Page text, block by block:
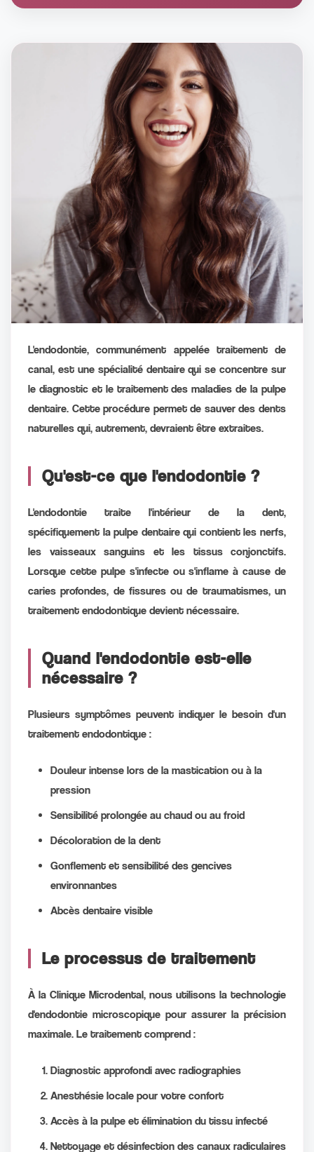
L'endodontie, communément appelée traitement de
canal, est une spécialité dentaire qui se concentre sur
le diagnostic et le traitement des maladies de la pulpe
dentaire. Cette procédure permet de sauver des dents
naturelles qui, autrement, devraient être extraites.
Qu'est-ce que l'endodontie ?
L'endodontie traite l'intérieur de la dent,
spécifiquement la pulpe dentaire qui contient les nerfs,
les vaisseaux sanguins et les tissus conjonctifs.
Lorsque cette pulpe s'infecte ou s'inflame à cause de
caries profondes, de fissures ou de traumatismes, un
traitement endodontique devient nécessaire.
Quand l'endodontie est-elle
nécessaire ?
Plusieurs symptômes peuvent indiquer le besoin d'un
traitement endodontique :
Douleur intense lors de la mastication ou à la
pression
Sensibilité prolongée au chaud ou au froid
Décoloration de la dent
Gonflement et sensibilité des gencives
environnantes
Abcès dentaire visible
Le processus de traitement
À la Clinique Microdental, nous utilisons la technologie
d'endodontie microscopique pour assurer la précision
maximale. Le traitement comprend :
Diagnostic approfondi avec radiographies
Anesthésie locale pour votre confort
Accès à la pulpe et élimination du tissu infecté
Nettoyage et désinfection des canaux radiculaires